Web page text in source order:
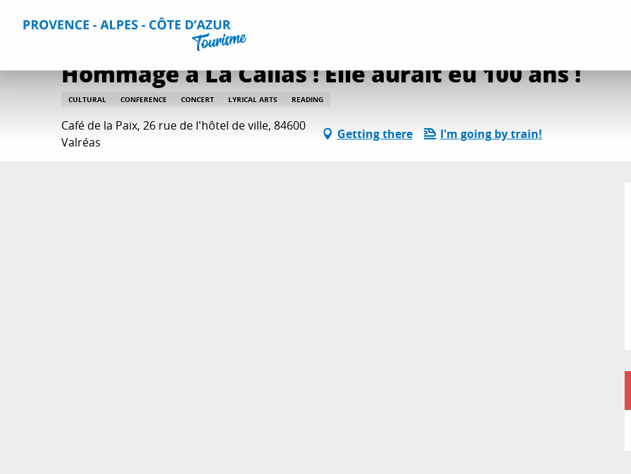
Home Things to do Events & Agenda
Hommage à La Callas ! Elle aurait eu 100 ans !
CULTURAL CONFERENCE CONCERT LYRICAL ARTS READING
Café de la Paix, 26 rue de l'hôtel de ville, 84600
Valréas
Getting there I'm going by train!